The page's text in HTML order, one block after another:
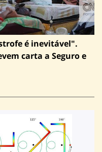
é inevitável".
carta a Seguro e